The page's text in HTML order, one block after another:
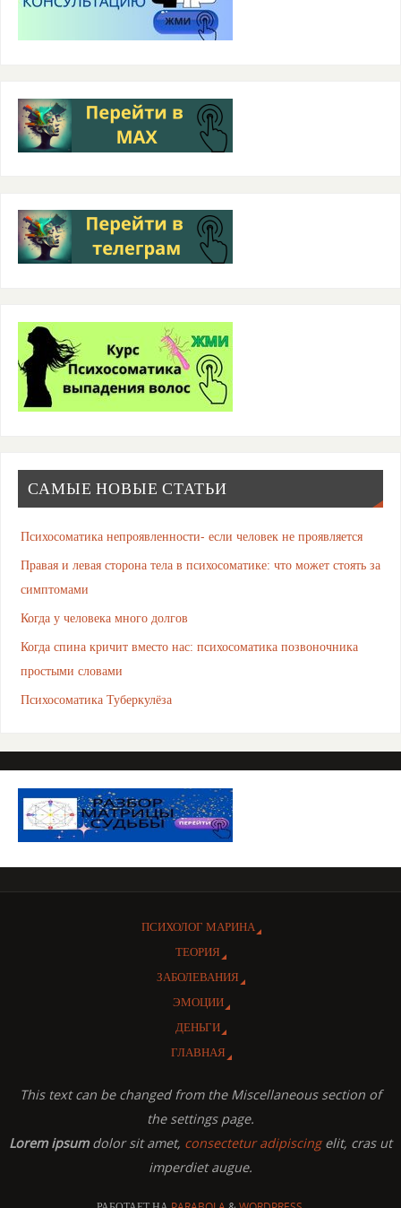
САМЫЕ НОВЫЕ СТАТЬИ
Психосоматика непроявленности- если человек не проявляется
Правая и левая сторона тела в психосоматике: что может стоять за
симптомами
Когда у человека много долгов
Когда спина кричит вместо нас: психосоматика позвоночника
простыми словами
Психосоматика Туберкулёза
ПСИХОЛОГ МАРИНА
ТЕОРИЯ
ЗАБОЛЕВАНИЯ
ЭМОЦИИ
ДЕНЬГИ
ГЛАВНАЯ
This text can be changed from the Miscellaneous section of
the settings page.
Lorem ipsumdolor sit amet, consectetur adipiscingelit, cras ut
imperdiet augue.